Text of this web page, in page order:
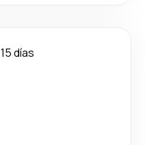
15 días